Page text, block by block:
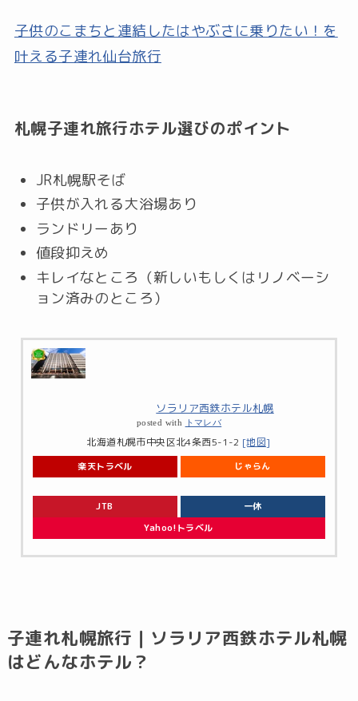
子供のこまちと連結したはやぶさに乗りたい！を
叶える子連れ仙台旅行
札幌子連れ旅行ホテル選びのポイント
JR札幌駅そば
子供が入れる大浴場あり
ランドリーあり
値段抑えめ
キレイなところ（新しいもしくはリノベーシ
ョン済みのところ）
ソラリア西鉄ホテル札幌
posted with トマレバ
北海道札幌市中央区北4条西5-1-2 [地図]
楽天トラベル じゃらん
JTB
一休
Yahoo!トラベル
子連れ札幌旅行｜ソラリア西鉄ホテル札幌
はどんなホテル？